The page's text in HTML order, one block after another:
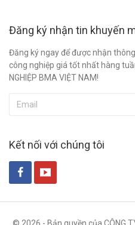
Đăng ký nhận tin khuyến
Đăng ký ngay để được nhận
công nghiệp giá tốt nhất hàng
NGHIỆP BMA VIỆT NAM!
Kết nối với chúng tôi